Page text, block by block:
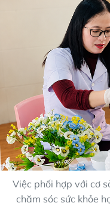
Việc phối hợp với cơ
chăm sóc sức khỏe